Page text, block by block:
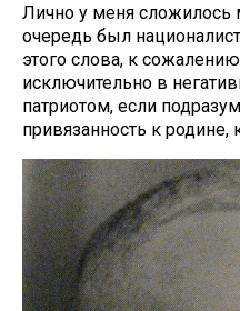
Лично у меня сложилось
очередь был
этого слова, к
исключительно в
патриотом, если
привязанность к родине,